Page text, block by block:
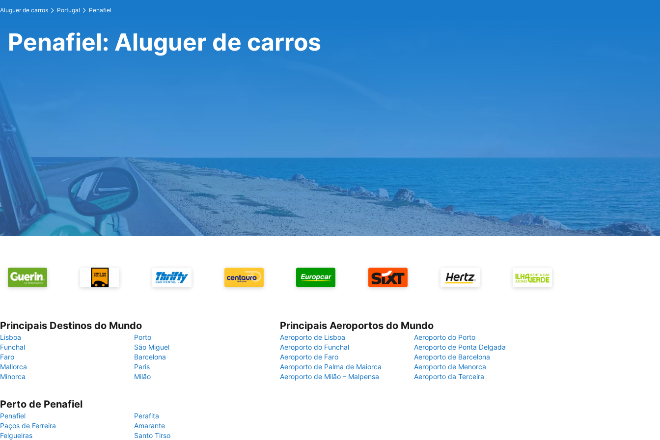
Aluguer de carros Portugal Penafiel
Penafiel: Aluguer de carros
Principais Destinos do Mundo
Lisboa
Porto
Funchal
São Miguel
Faro
Barcelona
Mallorca
Paris
Minorca
Milão
Principais Aeroportos do Mundo
Aeroporto de Lisboa
Aeroporto do Porto
Aeroporto do Funchal
Aeroporto de Ponta Delgada
Aeroporto de Faro
Aeroporto de Barcelona
Aeroporto de Palma de Maiorca
Aeroporto de Menorca
Aeroporto de Milão – Malpensa
Aeroporto da Terceira
Perto de Penafiel
Penafiel
Perafita
Paços de Ferreira
Amarante
Felgueiras
Santo Tirso